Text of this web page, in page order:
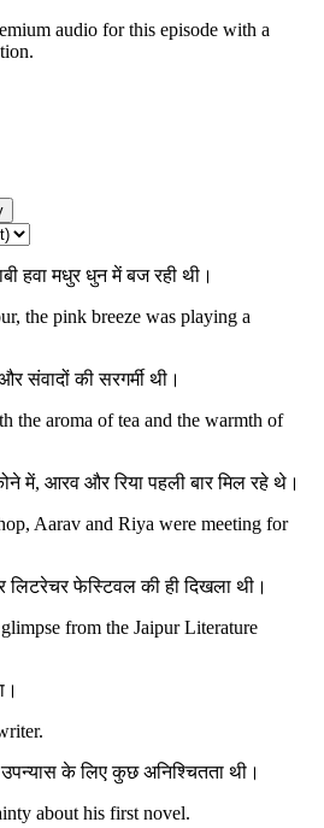
audio for this episode with a
हवा मधुर धुन में बज रही थी।
the pink breeze was playing a
संवादों की सरगर्मी थी।
the aroma of tea and the warmth of
में, आरव और रिया पहली बार मिल रहे थे।
Aarav and Riya were meeting for
लिटरेचर फेस्टिवल की ही दिखला थी।
from the Jaipur Literature
के लिए कुछ अनिश्चितता थी।
about his first novel.